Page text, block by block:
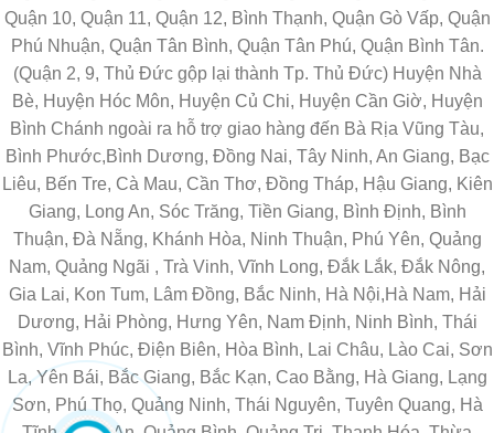
Quận 10, Quận 11, Quận 12, Bình Thạnh, Quận Gò Vấp, Quận
Phú Nhuận, Quận Tân Bình, Quận Tân Phú, Quận Bình Tân.
(Quận 2, 9, Thủ Đức gộp lại thành Tp. Thủ Đức) Huyện Nhà
Bè, Huyện Hóc Môn, Huyện Củ Chi, Huyện Cần Giờ, Huyện
Bình Chánh ngoài ra hỗ trợ giao hàng đến Bà Rịa Vũng Tàu,
Bình Phước,Bình Dương, Đồng Nai, Tây Ninh, An Giang, Bạc
Liêu, Bến Tre, Cà Mau, Cần Thơ, Đồng Tháp, Hậu Giang, Kiên
Giang, Long An, Sóc Trăng, Tiền Giang, Bình Định, Bình
Thuận, Đà Nẵng, Khánh Hòa, Ninh Thuận, Phú Yên, Quảng
Nam, Quảng Ngãi , Trà Vinh, Vĩnh Long, Đắk Lắk, Đắk Nông,
Gia Lai, Kon Tum, Lâm Đồng, Bắc Ninh, Hà Nội,Hà Nam, Hải
Dương, Hải Phòng, Hưng Yên, Nam Định, Ninh Bình, Thái
Bình, Vĩnh Phúc, Điện Biên, Hòa Bình, Lai Châu, Lào Cai, Sơn
La, Yên Bái, Bắc Giang, Bắc Kạn, Cao Bằng, Hà Giang, Lạng
Sơn, Phú Thọ, Quảng Ninh, Thái Nguyên, Tuyên Quang, Hà